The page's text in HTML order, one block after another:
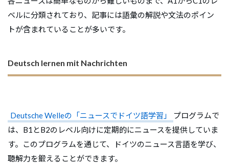
ベルに分類されており、記事には語彙の解説や文法のポイン
トが含まれていることが多いです。
Deutsch lernen mit Nachrichten
Deutsche Welleの「ニュースでドイツ語学習」
プログラムで
は、B1とB2のレベル向けに定期的にニュースを提供していま
す。このプログラムを通じて、ドイツのニュース言語を学び、
聴解力を鍛えることができます。